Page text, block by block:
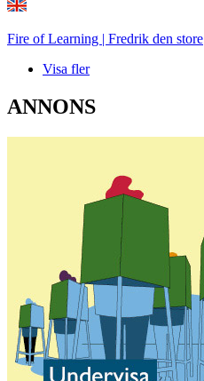
Fire of Learning | Fredrik den store
Visa fler
ANNONS